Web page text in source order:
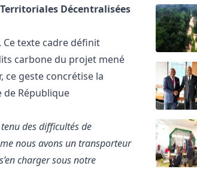
Décentralisées
texte cadre définit
carbone du projet mené
ce geste concrétise la
République
des difficultés de
nous avons un transporteur
charger sous notre